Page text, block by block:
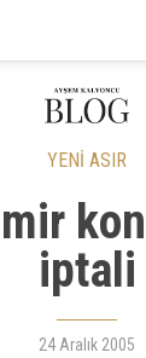
YENİ ASIR
iptali
24 Aralık 2005